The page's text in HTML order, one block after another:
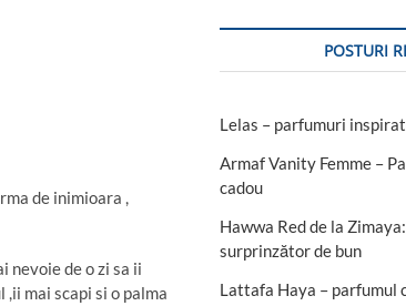
de inimioara ,
nevoie de o zi sa ii
mai scapi si o palma
POSTURI
Lelas – parfumuri
Armaf Vanity Femme –
cadou
Hawwa Red de la
surprinzător de bun
Lattafa Haya – parfumul